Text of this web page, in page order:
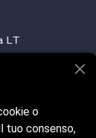
LT
o
tuo consenso,